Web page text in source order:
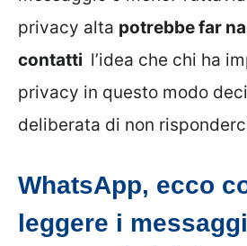
privacy alta potrebbe far
contatti l’idea che chi ha
privacy in questo modo
deliberata di non
WhatsApp, ecco
leggere i